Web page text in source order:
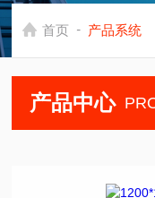
首页 - 产品系统
产品中心